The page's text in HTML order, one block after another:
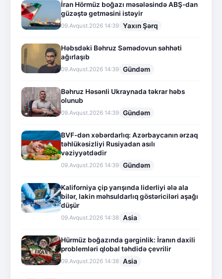
İran Hörmüz boğazı məsələsində ABŞ-dan
güzəştə getməsini istəyir
09.Avqust.2026 14:39 Yaxın Şərq
Həbsdəki Bəhruz Səmədovun səhhəti
ağırlaşıb
09.Avqust.2026 14:39 Gündəm
Bəhruz Həsənli Ukraynada təkrar həbs
olunub
09.Avqust.2026 14:39 Gündəm
BVF-dən xəbərdarlıq: Azərbaycanın ərzaq
təhlükəsizliyi Rusiyadan asılı
vəziyyətdədir
09.Avqust.2026 14:39 Gündəm
Kaliforniya çip yarışında liderliyi ələ ala
bilər, lakin məhsuldarlıq göstəriciləri aşağı
düşür
09.Avqust.2026 14:38 Asia
Hürmüz boğazında gərginlik: İranın daxili
problemləri qlobal təhdidə çevrilir
09.Avqust.2026 14:38 Asia